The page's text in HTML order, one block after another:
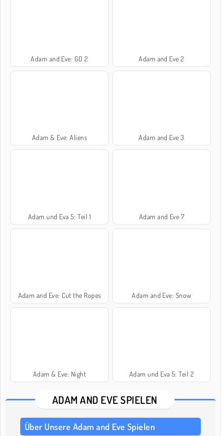
Adam and Eve: GO 2 Adam and Eve 2
Adam & Eve: Aliens Adam and Eve 3
Adam und Eva 5: Teil 1 Adam and Eve 7
Adam and Eve: Cut the Ropes Adam and Eve: Snow
Adam & Eve: Night Adam und Eva 5: Teil 2
ADAM AND EVE SPIELEN
Über Unsere Adam and Eve Spielen